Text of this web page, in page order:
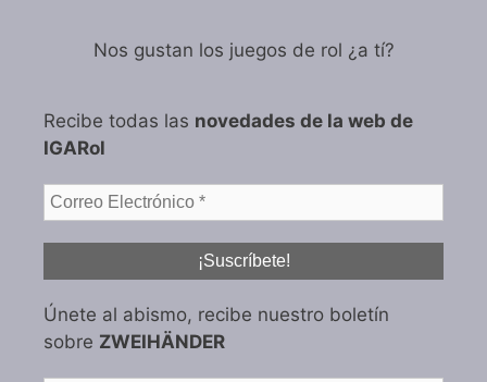
Nos gustan los juegos de rol ¿a tí?
Recibe todas las novedades de la web de
IGARol
Únete al abismo, recibe nuestro boletín
sobre ZWEIHÄNDER